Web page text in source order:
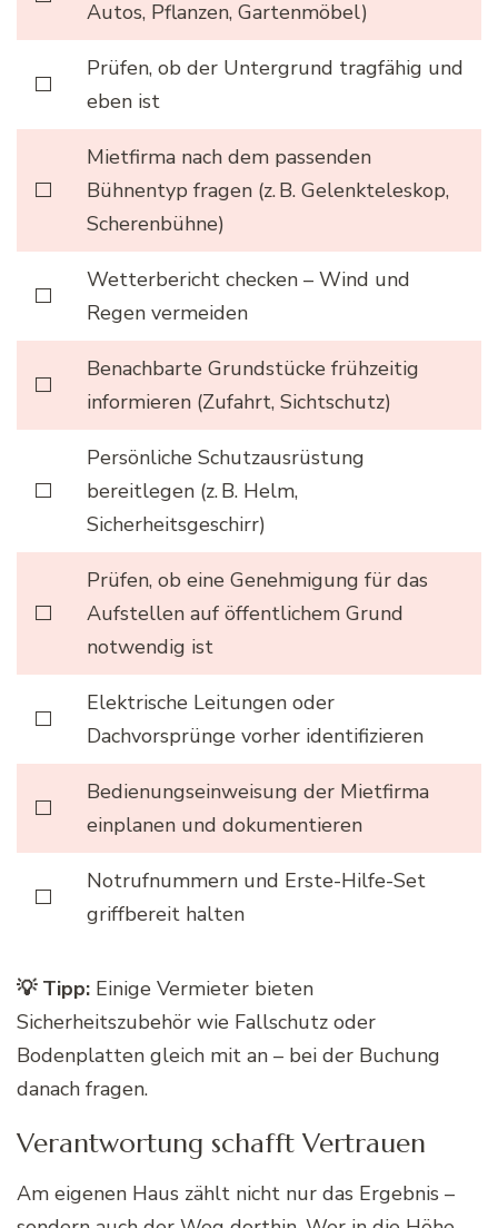
Autos, Pflanzen, Gartenmöbel)
⬜
Prüfen, ob der Untergrund tragfähig und
eben ist
⬜
Mietfirma nach dem passenden
Bühnentyp fragen (z. B. Gelenkteleskop,
Scherenbühne)
⬜
Wetterbericht checken – Wind und
Regen vermeiden
⬜
Benachbarte Grundstücke frühzeitig
informieren (Zufahrt, Sichtschutz)
⬜
Persönliche Schutzausrüstung
bereitlegen (z. B. Helm,
Sicherheitsgeschirr)
⬜
Prüfen, ob eine Genehmigung für das
Aufstellen auf öffentlichem Grund
notwendig ist
⬜
Elektrische Leitungen oder
Dachvorsprünge vorher identifizieren
⬜
Bedienungseinweisung der Mietfirma
einplanen und dokumentieren
⬜
Notrufnummern und Erste-Hilfe-Set
griffbereit halten
💡 Tipp: Einige Vermieter bieten
Sicherheitszubehör wie Fallschutz oder
Bodenplatten gleich mit an – bei der Buchung
danach fragen.
Verantwortung schafft Vertrauen
Am eigenen Haus zählt nicht nur das Ergebnis –